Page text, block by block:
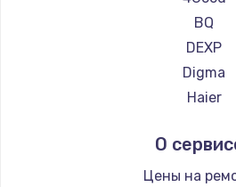
Замена
2500 руб.
Заказать
Замена
Ремонт
BQ
DEXP
Digma
Haier
Prestigio
Microsoft
О
Цены на